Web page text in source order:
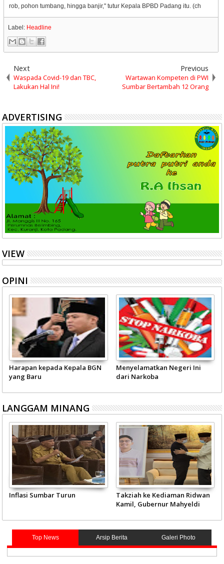
rob, pohon tumbang, hingga banjir," tutur Kepala BPBD Padang itu. (ch
Label: Headline
Next
Waspada Covid-19 dan TBC,
Lakukan Hal Ini!
Previous
Wartawan Kompeten di PWI
Sumbar Bertambah 12 Orang
ADVERTISING
VIEW
OPINI
Harapan kepada Kepala BGN
yang Baru
Menyelamatkan Negeri Ini
dari Narkoba
LANGGAM MINANG
Inflasi Sumbar Turun
Takziah ke Kediaman Ridwan
Kamil, Gubernur Mahyeldi
Top News Arsip Berita Galeri Photo